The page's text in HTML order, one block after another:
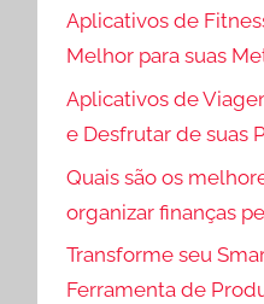
Aplicativos de
Melhor para suas
Aplicativos de
e Desfrutar de suas
Quais são os
organizar finanças
Transforme seu
Ferramenta de